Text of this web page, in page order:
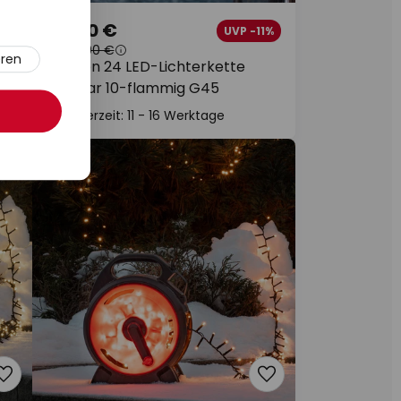
Garden 24 LED-Lichterkette
Circular 10-flammig G45
54,90 € UVP -11%
61,90 €
Lieferzeit: 11 - 16 Werktage